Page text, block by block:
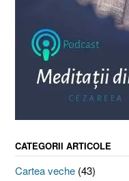
CATEGORII ARTICOLE
Cartea veche (43)